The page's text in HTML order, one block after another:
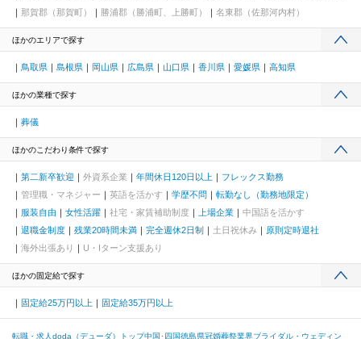
那賀郡（那賀町）
勝浦郡（勝浦町、上勝町） 名東郡（佐那河内村）
ほかのエリアで探す
鳥取県 島根県 岡山県 広島県 山口県 香川県 愛媛県 高知県
ほかの業種で探す
葬儀
ほかのこだわり条件で探す
第二新卒歓迎 外資系企業 年間休日120日以上
フレックス勤務
管理職・マネジャー
英語を活かす 学歴不問
転勤なし（勤務地限定）
服装自由
女性活躍 社宅・家賃補助制度 上場企業
中国語を活かす
退職金制度
残業20時間未満 完全週休2日制 土日祝休み
原則定時退社
海外出張あり
U・Iターン支援あり
ほかの固定給で探す
固定給25万円以上 固定給35万円以上
転職・求人doda（デューダ）トップ中国･四国徳島県冠婚葬祭業界ブライダル・ウェディン